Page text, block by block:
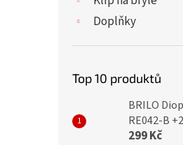
Doplňky
Top 10 produktů
BRILO
RE042-B
299 Kč